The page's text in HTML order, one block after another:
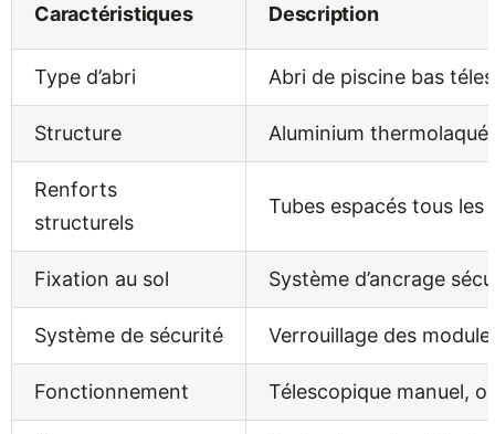
Caractéristiques Description
Type d’abri Abri de piscine bas
Structure Aluminium
Renforts
structurels
Tubes espacés tous les
Fixation au sol Système d’ancrage
Système de sécurité Verrouillage des
Fonctionnement Télescopique manuel,